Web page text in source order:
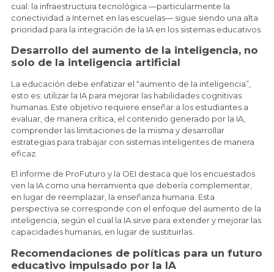
cual: la infraestructura tecnológica —particularmente la
conectividad a Internet en las escuelas— sigue siendo una alta
prioridad para la integración de la IA en los sistemas educativos.
Desarrollo del aumento de la inteligencia, no
solo de la inteligencia artificial
La educación debe enfatizar el “aumento de la inteligencia”,
esto es: utilizar la IA para mejorar las habilidades cognitivas
humanas. Este objetivo requiere enseñar a los estudiantes a
evaluar, de manera crítica, el contenido generado por la IA,
comprender las limitaciones de la misma y desarrollar
estrategias para trabajar con sistemas inteligentes de manera
eficaz.
El informe de ProFuturo y la OEI destaca que los encuestados
ven la IA como una herramienta que debería complementar,
en lugar de reemplazar, la enseñanza humana. Esta
perspectiva se corresponde con el enfoque del aumento de la
inteligencia, según el cual la IA sirve para extender y mejorar las
capacidades humanas, en lugar de sustituirlas.
Recomendaciones de políticas para un futuro
educativo impulsado por la IA